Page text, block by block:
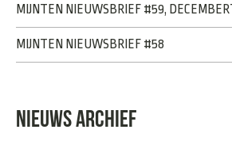
MIJNTEN NIEUWSBRIEF #59,
MIJNTEN NIEUWSBRIEF #58
NIEUWS ARCHIEF